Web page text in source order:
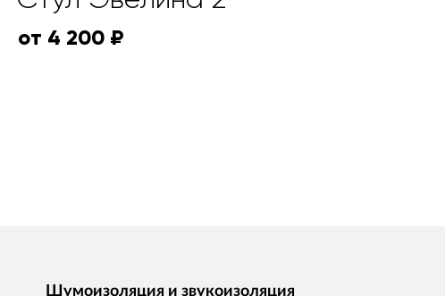
от 4 200 ₽
Шумоизоляция и звукоизоляция